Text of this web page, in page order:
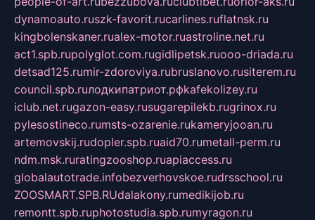
dynamoauto.ruszk-favorit.rucarlines.ruflatnsk.ru
kingbolenskaner.rualex-motor.ruastroline.net.ru
act1.spb.rupolyglot.com.rugidlipetsk.ruooo-driada.ru
detsad125.rumir-zdoroviya.rubruslanovo.rusiterem.ru
council.spb.ruлодкипатриот.рфkafekolizey.ru
iclub.net.rugazon-easy.rusugarepilekb.rugrinox.ru
pylesostineco.rumsts-ozarenie.rukameryjooan.ru
artemovskij.rudopler.spb.ruaid70.rumetall-perm.ru
ndm.msk.ruratingzooshop.ruapiaccess.ru
globalautotrade.infobezverhovskoe.rudrsschool.ru
ZOOSMART.SPB.RUdalakony.rumedikijob.ru
remontt.spb.ruphotostudia.spb.rumyragon.ru